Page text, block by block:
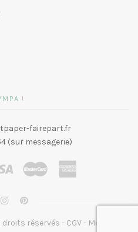
!
fairepart.fr
(sur messagerie)
droits réservés - CGV- Mentions